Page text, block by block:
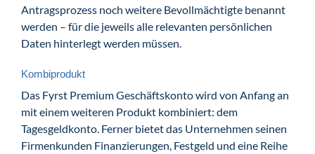
Antragsprozess noch weitere Bevollmächtigte benannt
werden – für die jeweils alle relevanten persönlichen
Daten hinterlegt werden müssen.
Kombiprodukt
Das Fyrst Premium Geschäftskonto wird von Anfang an
mit einem weiteren Produkt kombiniert: dem
Tagesgeldkonto. Ferner bietet das Unternehmen seinen
Firmenkunden Finanzierungen, Festgeld und eine Reihe